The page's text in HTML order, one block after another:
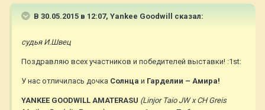
В 30.05.2015 в 12:07, Yankee Goodwill сказал:
судья И.Швец
Поздравляю всех участников и победителей выставки! :1st:
У нас отличилась дочка Солнца и Гарделии – Амира!
YANKEE GOODWILL AMATERASU (Linjor Taio JW х CH Greis